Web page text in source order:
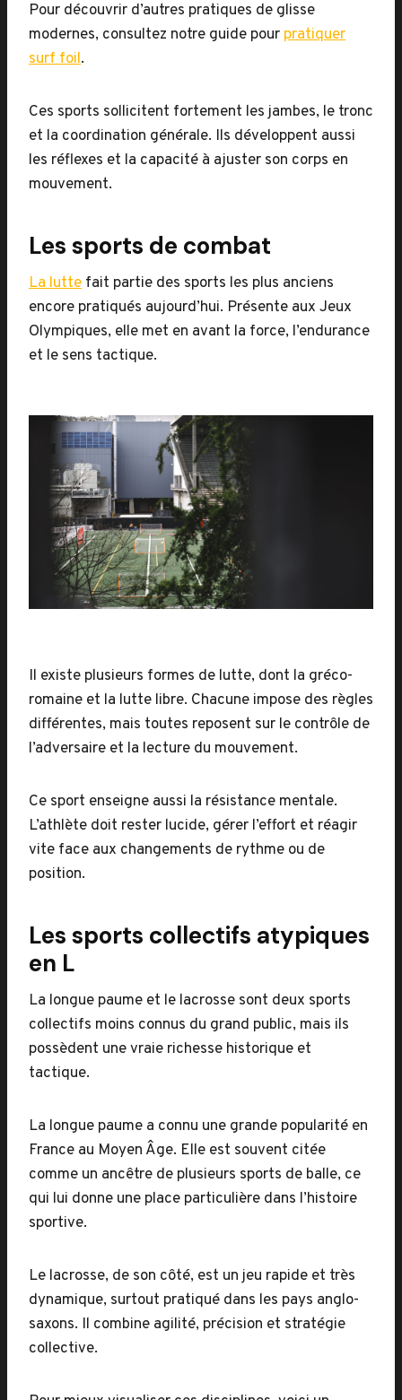
Pour découvrir d’autres pratiques de glisse
modernes, consultez notre guide pour pratiquer
surf foil.
Ces sports sollicitent fortement les jambes, le tronc
et la coordination générale. Ils développent aussi
les réflexes et la capacité à ajuster son corps en
mouvement.
Les sports de combat
La lutte fait partie des sports les plus anciens
encore pratiqués aujourd’hui. Présente aux Jeux
Olympiques, elle met en avant la force, l’endurance
et le sens tactique.
Il existe plusieurs formes de lutte, dont la gréco-
romaine et la lutte libre. Chacune impose des règles
différentes, mais toutes reposent sur le contrôle de
l’adversaire et la lecture du mouvement.
Ce sport enseigne aussi la résistance mentale.
L’athlète doit rester lucide, gérer l’effort et réagir
vite face aux changements de rythme ou de
position.
Les sports collectifs atypiques
en L
La longue paume et le lacrosse sont deux sports
collectifs moins connus du grand public, mais ils
possèdent une vraie richesse historique et
tactique.
La longue paume a connu une grande popularité en
France au Moyen Âge. Elle est souvent citée
comme un ancêtre de plusieurs sports de balle, ce
qui lui donne une place particulière dans l’histoire
sportive.
Le lacrosse, de son côté, est un jeu rapide et très
dynamique, surtout pratiqué dans les pays anglo-
saxons. Il combine agilité, précision et stratégie
collective.